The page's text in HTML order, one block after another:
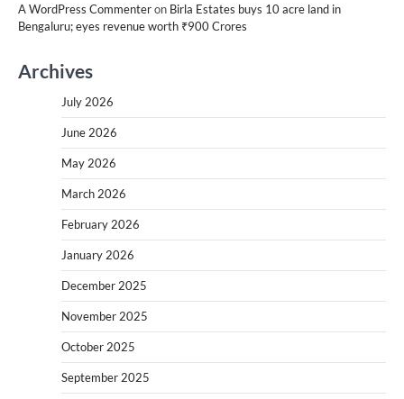
A WordPress Commenteron Birla Estates buys 10 acre land in
Bengaluru; eyes revenue worth ₹900 Crores
Archives
July 2026
June 2026
May 2026
March 2026
February 2026
January 2026
December 2025
November 2025
October 2025
September 2025